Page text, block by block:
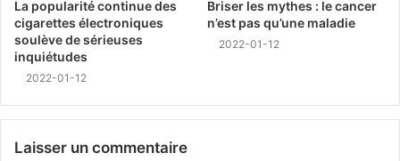
La popularité continue des
cigarettes électroniques
soulève de sérieuses
inquiétudes
2022-01-12
Briser les mythes : le cancer
n’est pas qu’une maladie
2022-01-12
Laisser un commentaire